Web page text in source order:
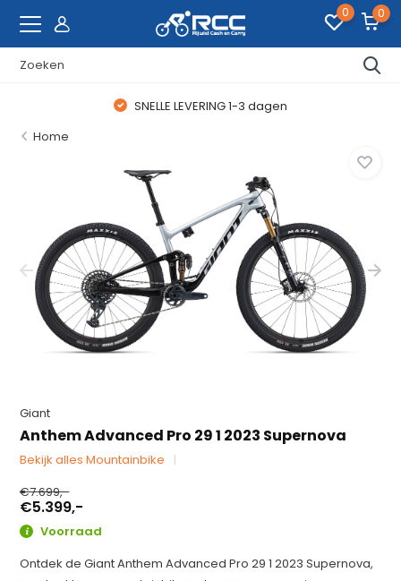
0 0
SNELLE LEVERING 1-3 dagen
Home
Giant
Anthem Advanced Pro 29 1 2023 Supernova
Bekijk alles Mountainbike
€7.699,-
€5.399,-
Voorraad
Ontdek de Giant Anthem Advanced Pro 29 1 2023 Supernova,